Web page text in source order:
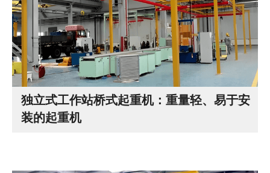
独立式工作站桥式起重机：重量轻、易于安
装的起重机